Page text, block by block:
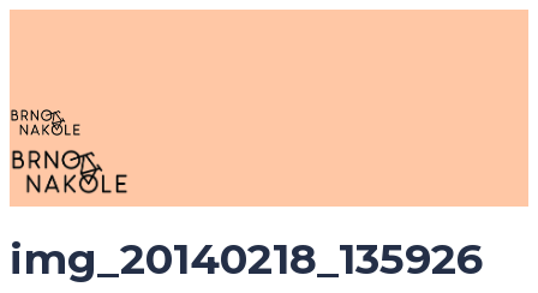
content
search
Menu
img_20140218_135926